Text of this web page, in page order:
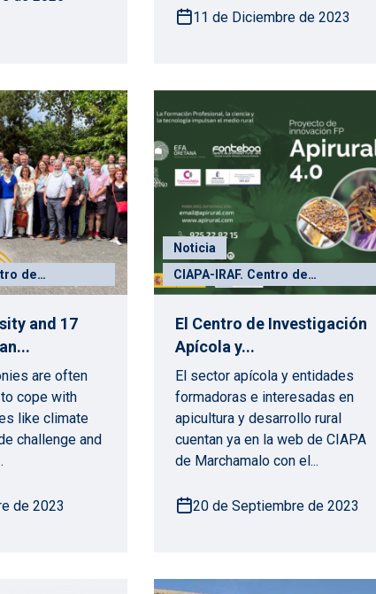
11 de Diciembre de 2023
de
y
and 17
are often
cope with
like climate
challenge and
de 2023
Noticia
CIAPA-IRAF. Centro de
Investigación Apícola y
Agroambiental
El Centro de Investigación
Apícola y...
El sector apícola y entidades
formadoras e interesadas en
apicultura y desarrollo rural
cuentan ya en la web de CIAPA
de Marchamalo con el...
20 de Septiembre de 2023